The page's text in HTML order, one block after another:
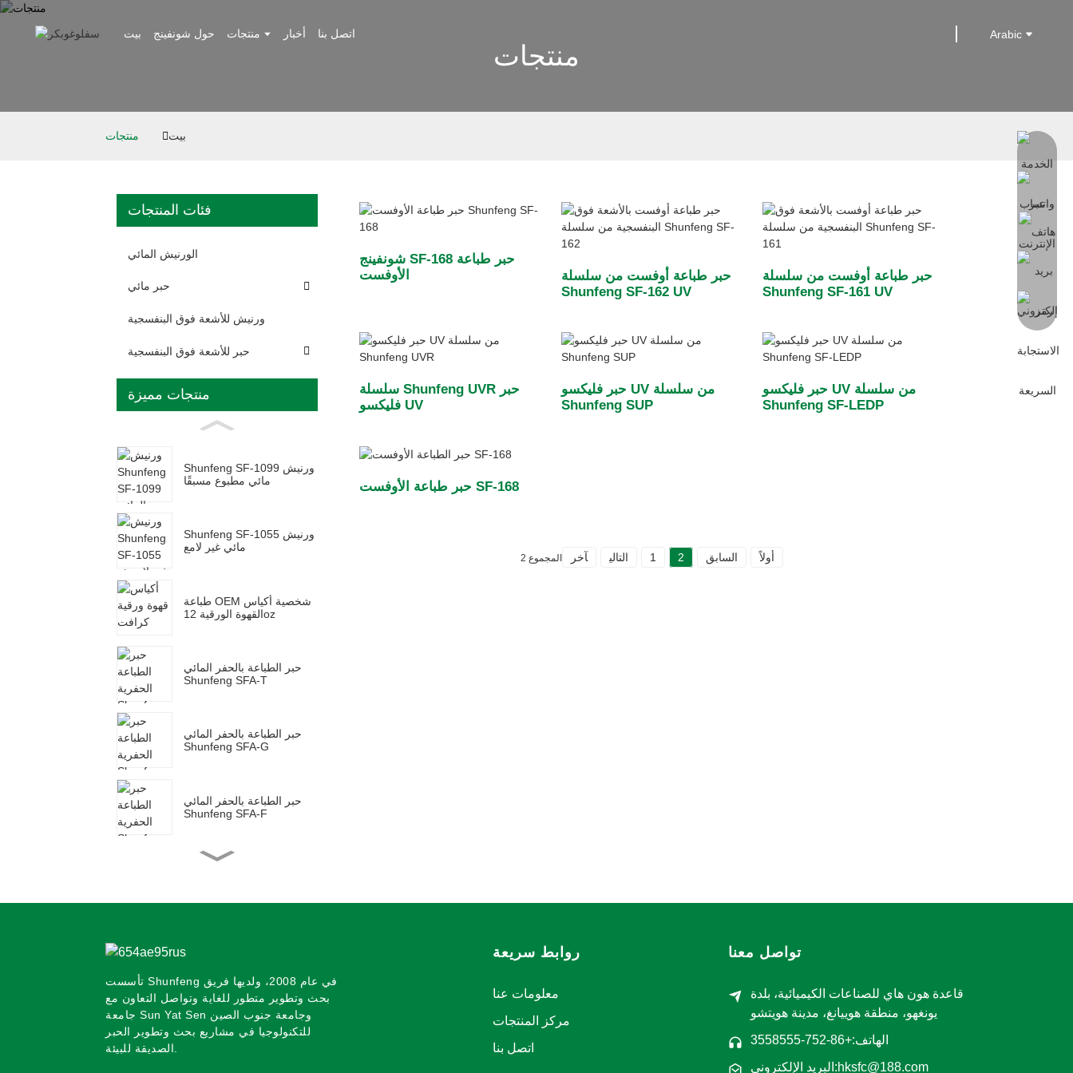
بيت حول شونفينج منتجات أخبار اتصل بنا Arabic
منتجات
بيت منتجات
فئات المنتجات
الورنيش المائي
حبر مائي
ورنيش للأشعة فوق البنفسجية
حبر للأشعة فوق البنفسجية
منتجات مميزة
Shunfeng SF-1099 ورنيش
مائي مطبوع مسبقًا
Shunfeng SF-1055 ورنيش
مائي غير لامع
طباعة OEM شخصية أكياس
القهوة الورقية 12oz
حبر الطباعة بالحفر المائي
Shunfeng SFA-T
حبر الطباعة بالحفر المائي
Shunfeng SFA-G
حبر الطباعة بالحفر المائي
Shunfeng SFA-F
المائي
Shunfeng SFP حبر ما قبل
الطباعة ذو أساس مائي
شونفينج SF-168 حبر طباعة
الأوفست
حبر طباعة أوفست من سلسلة
Shunfeng SF-162 UV
حبر طباعة أوفست من سلسلة
Shunfeng SF-161 UV
سلسلة Shunfeng UVR حبر
فليكسو UV
حبر فليكسو UV من سلسلة
Shunfeng SUP
حبر فليكسو UV من سلسلة
Shunfeng SF-LEDP
حبر طباعة الأوفست SF-168
أولاً السابق 1 2 التالي آخر المجموع 2
تأسست Shunfeng في عام 2008، ولديها فريق
بحث وتطوير متطور للغاية وتواصل التعاون مع
جامعة Sun Yat Sen وجامعة جنوب الصين
للتكنولوجيا في مشاريع بحث وتطوير الحبر
الصديقة للبيئة.
روابط سريعة
معلومات عنا
مركز المنتجات
اتصل بنا
تواصل معنا
قاعدة هون هاي للصناعات الكيميائية، بلدة
يونغهو، منطقة هوييانغ، مدينة هويتشو
الهاتف:+86-752-3558555
البريد الإلكتروني:hksfc@188.com